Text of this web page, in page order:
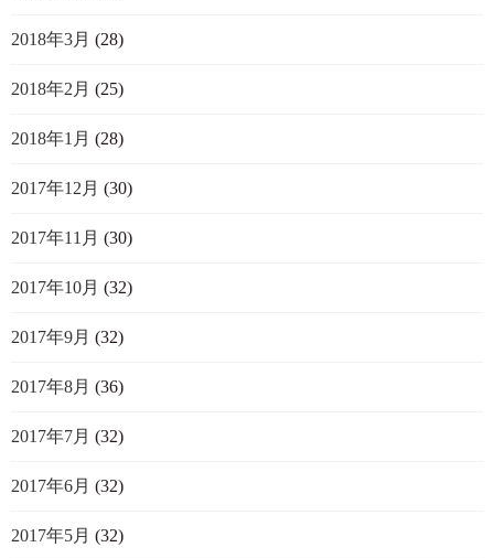
2018年3月 (28)
2018年2月 (25)
2018年1月 (28)
2017年12月 (30)
2017年11月 (30)
2017年10月 (32)
2017年9月 (32)
2017年8月 (36)
2017年7月 (32)
2017年6月 (32)
2017年5月 (32)